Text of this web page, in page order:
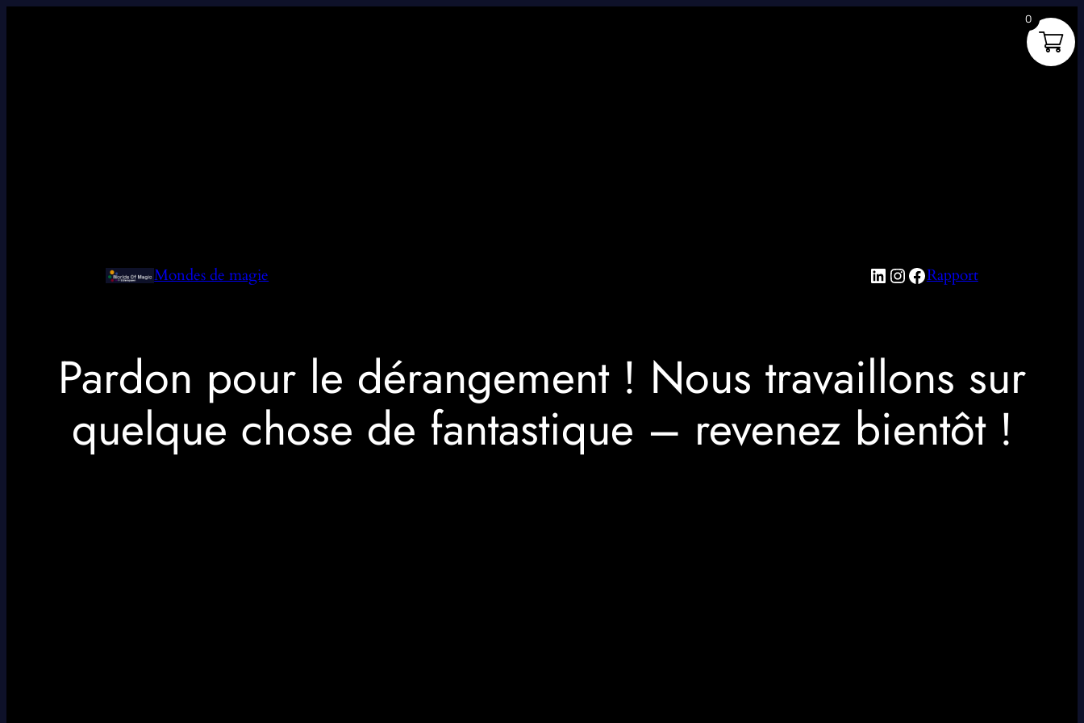
Mondes de magie Rapport
Pardon pour le dérangement ! Nous travaillons sur
quelque chose de fantastique – revenez bientôt !
0